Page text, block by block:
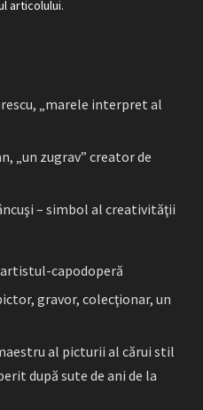
articolului.
„marele interpret al
„un zugrav” creator de
– simbol al creativităţii
artistul-capodoperă
gravor, colecţionar, un
al picturii al cărui stil
după sute de ani de la